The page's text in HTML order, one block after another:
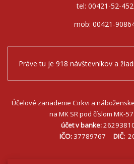
tel: 00421-52-
mob: 00421-
Práve tu je 918 návštevníkov a
Účelové zariadenie Cirkvi a
na MK SR pod číslom MK-
účet v banke:
IČO:37789767 DIČ: